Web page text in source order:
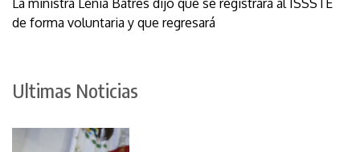
de forma voluntaria y que regresará
Ultimas Noticias